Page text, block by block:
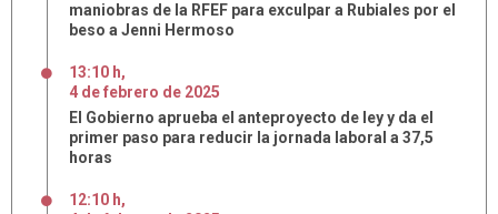
maniobras de la RFEF para exculpar a Rubiales por el
beso a Jenni Hermoso
13:10 h,
4 defebrero de 2025
El Gobierno aprueba el anteproyecto de ley y da el
primer paso para reducir la jornada laboral a 37,5
horas
12:10 h,